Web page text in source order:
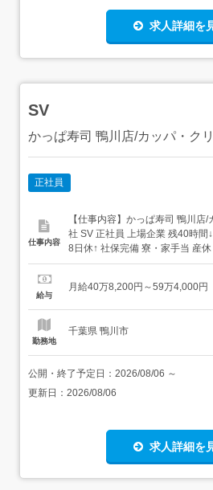
求人詳細を
SV
かっぱ寿司 鴨川店/カッパ・ク
正社員
仕事内容
【仕事内容】かっぱ寿司 鴨川店
社 SV 正社員 上場企業 残40時間↓ 中途50%↑ 女性活躍中 月
8日休↑ 社保完備 寮・家⼿当 産
金 まかないあり 求人情報掲載期間:2026/07/16～
充実の寿司店 住 所 千葉
給与
月給40万8,200円～59万4,000円
勤務地
千葉県 鴨川市
公開・終了予定日： 2026/08/06 ～
更新日： 2026/08/06
求人詳細を